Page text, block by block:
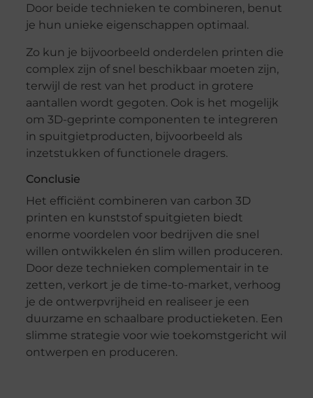
Door beide technieken te combineren, benut
je hun unieke eigenschappen optimaal.
Zo kun je bijvoorbeeld onderdelen printen die
complex zijn of snel beschikbaar moeten zijn,
terwijl de rest van het product in grotere
aantallen wordt gegoten. Ook is het mogelijk
om 3D-geprinte componenten te integreren
in spuitgietproducten, bijvoorbeeld als
inzetstukken of functionele dragers.
Conclusie
Het efficiënt combineren van carbon 3D
printen en kunststof spuitgieten biedt
enorme voordelen voor bedrijven die snel
willen ontwikkelen én slim willen produceren.
Door deze technieken complementair in te
zetten, verkort je de time-to-market, verhoog
je de ontwerpvrijheid en realiseer je een
duurzame en schaalbare productieketen. Een
slimme strategie voor wie toekomstgericht wil
ontwerpen en produceren.